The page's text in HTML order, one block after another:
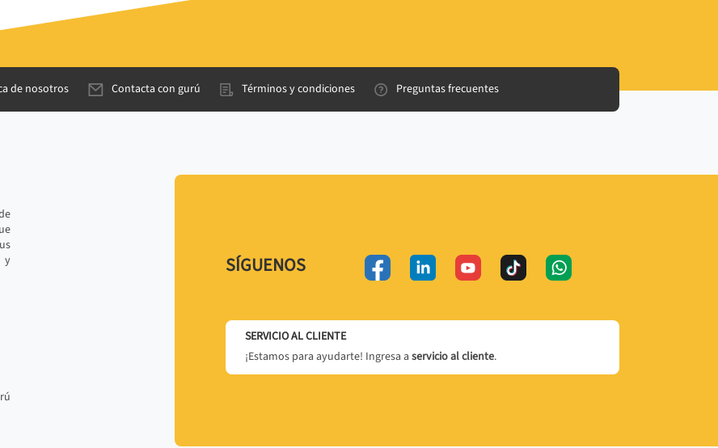
de nosotros Contacta con gurú Términos y condiciones Preguntas frecuentes
y
SÍGUENOS
SERVICIO AL CLIENTE
¡Estamos para ayudarte! Ingresa a servicio al cliente.